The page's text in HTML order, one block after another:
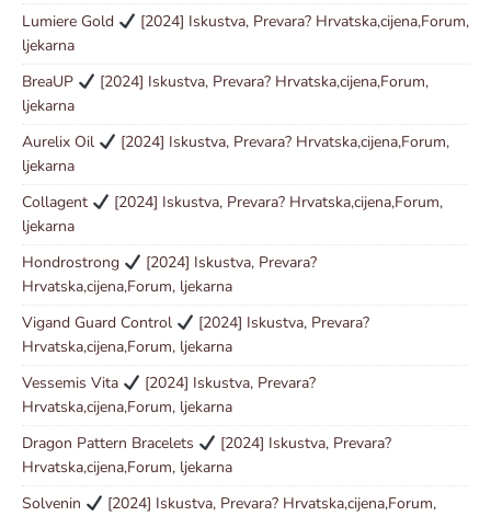
Lumiere Gold
[2024] Iskustva, Prevara? Hrvatska,cijena,Forum,
ljekarna
BreaUP
[2024] Iskustva, Prevara? Hrvatska,cijena,Forum,
ljekarna
Aurelix Oil
[2024] Iskustva, Prevara? Hrvatska,cijena,Forum,
ljekarna
Collagent
[2024] Iskustva, Prevara? Hrvatska,cijena,Forum,
ljekarna
Hondrostrong
[2024] Iskustva, Prevara?
Hrvatska,cijena,Forum, ljekarna
Vigand Guard Control
[2024] Iskustva, Prevara?
Hrvatska,cijena,Forum, ljekarna
Vessemis Vita
[2024] Iskustva, Prevara?
Hrvatska,cijena,Forum, ljekarna
Dragon Pattern Bracelets
[2024] Iskustva, Prevara?
Hrvatska,cijena,Forum, ljekarna
Solvenin
[2024] Iskustva, Prevara? Hrvatska,cijena,Forum,